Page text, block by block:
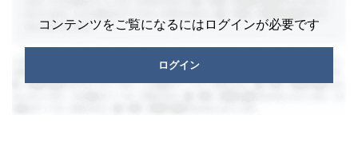
コンテンツをご覧になるにはログインが必要です
ログイン